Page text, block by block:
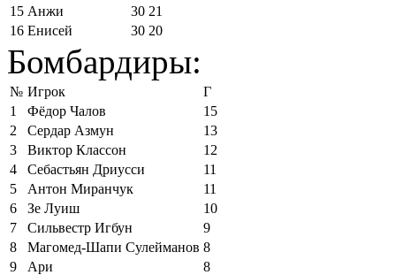
15 Анжи 30 21
16 Енисей 30 20
Бомбардиры:
№ Игрок
Г
1
Фёдор Чалов
15
2
Сердар Азмун
13
3
Виктор Классон
12
4
Себастьян Дриусси
11
5
Антон Миранчук
11
6
Зе Луиш
10
7
Сильвестр Игбун
9
8
Магомед-Шапи Сулейманов 8
9
Ари
8